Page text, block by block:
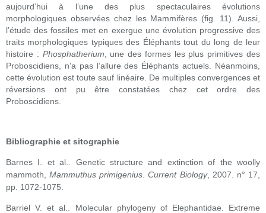
aujourd’hui à l’une des plus spectaculaires évolutions
morphologiques observées chez les Mammifères (fig. 11). Aussi,
l’étude des fossiles met en exergue une évolution progressive des
traits morphologiques typiques des Éléphants tout du long de leur
histoire : Phosphatherium , une des formes les plus primitives des
Proboscidiens, n’a pas l’allure des Éléphants actuels. Néanmoins,
cette évolution est toute sauf linéaire. De multiples convergences et
réversions ont pu être constatées chez cet ordre des
Proboscidiens.
Bibliographie et sitographie
Barnes I. et al.. Genetic structure and extinction of the woolly
mammoth,Mammuthus primigenius .Current Biology, 2007. n° 17,
pp. 1072-1075.
Barriel V. et al.. Molecular phylogeny of Elephantidae. Extreme